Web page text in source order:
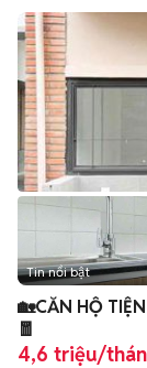
Tin nổi bật
🏡CĂN HỘ
🧧
4,6 triệu/